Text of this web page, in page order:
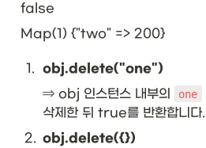
false
Map(1) {"two" => 200}
1 . obj.delete("one")
⇒ obj 인스턴스 내부의 one
삭제한 뒤 true를 반환합니다.
2. obj.delete({})